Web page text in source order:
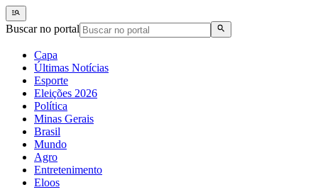
Buscar no portal
Capa
Últimas Notícias
Esporte
Eleições 2026
Política
Minas Gerais
Brasil
Mundo
Agro
Entretenimento
Eloos